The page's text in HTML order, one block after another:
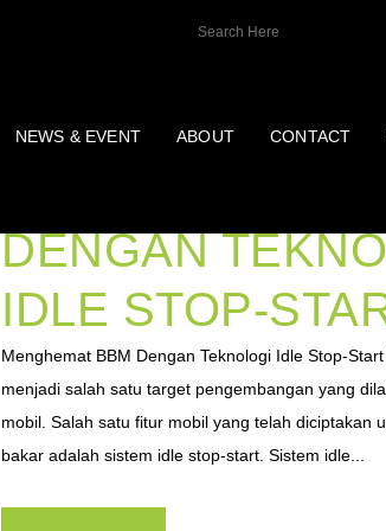
NEWS & EVENT ABOUT CONTACT
DENGAN
IDLE STOP-
Menghemat BBM Dengan Teknologi Idle Stop-
menjadi salah satu target pengembangan yang
mobil. Salah satu fitur mobil yang telah diciptakan
bakar adalah sistem idle stop-start. Sistem idle...